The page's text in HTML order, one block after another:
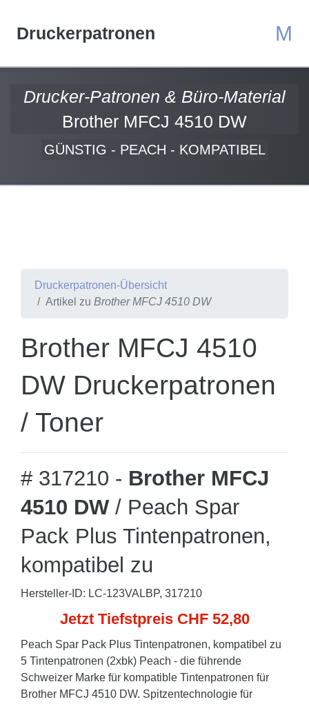
Druckerpatronen M
Drucker-Patronen & Büro-Material
Brother MFCJ 4510 DW
GÜNSTIG - PEACH - KOMPATIBEL
Druckerpatronen-Übersicht
Artikel zu Brother MFCJ 4510 DW
Brother MFCJ 4510
DW Druckerpatronen
/ Toner
# 317210 - Brother MFCJ
4510 DW / Peach Spar
Pack Plus Tintenpatronen,
kompatibel zu
Hersteller-ID: LC-123VALBP, 317210
Jetzt Tiefstpreis CHF 52,80
Peach Spar Pack Plus Tintenpatronen, kompatibel zu
5 Tintenpatronen (2xbk) Peach - die führende
Schweizer Marke für kompatible Tintenpatronen für
Brother MFCJ 4510 DW. Spitzentechnologie für